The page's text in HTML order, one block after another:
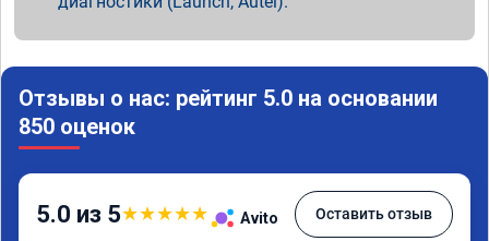
Отзывы о нас: рейтинг 5.0 на основании
850 оценок
5.0 из 5★★★★★ Avito Оставить отзыв